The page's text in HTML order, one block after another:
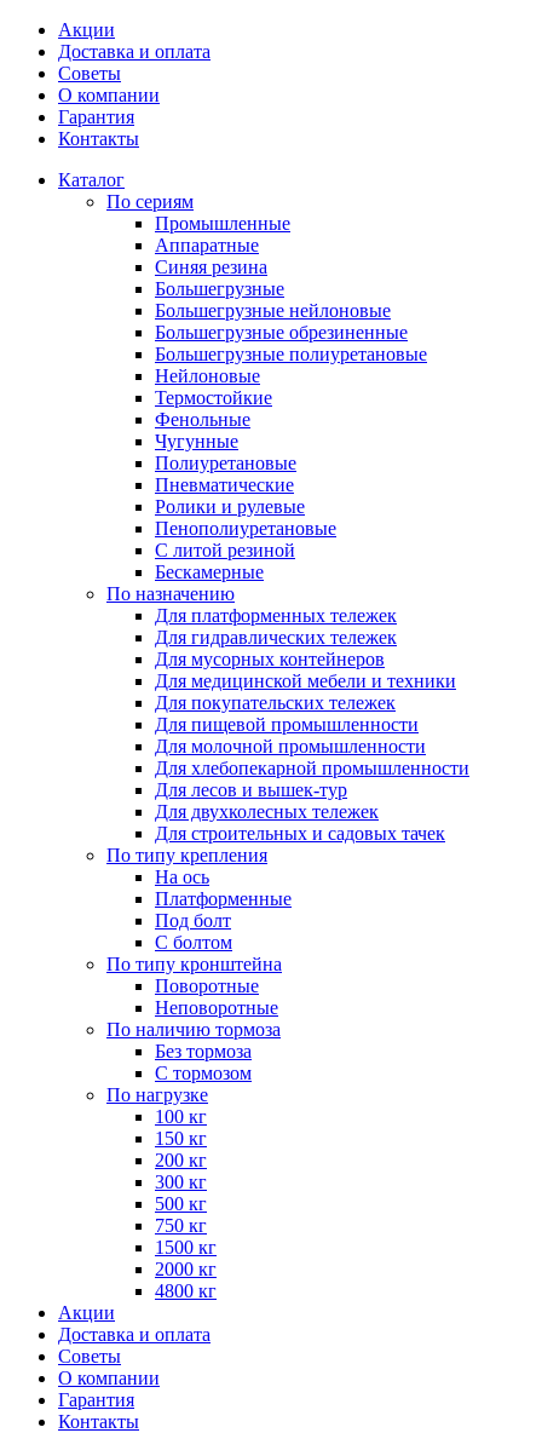
Акции
Доставка и оплата
Советы
О компании
Гарантия
Контакты
Каталог
По сериям
Промышленные
Аппаратные
Синяя резина
Большегрузные
Большегрузные нейлоновые
Большегрузные обрезиненные
Большегрузные полиуретановые
Нейлоновые
Термостойкие
Фенольные
Чугунные
Полиуретановые
Пневматические
Ролики и рулевые
Пенополиуретановые
С литой резиной
Бескамерные
По назначению
Для платформенных тележек
Для гидравлических тележек
Для мусорных контейнеров
Для медицинской мебели и техники
Для покупательских тележек
Для пищевой промышленности
Для молочной промышленности
Для хлебопекарной промышленности
Для лесов и вышек-тур
Для двухколесных тележек
Для строительных и садовых тачек
По типу крепления
На ось
Платформенные
Под болт
С болтом
По типу кронштейна
Поворотные
Неповоротные
По наличию тормоза
Без тормоза
С тормозом
По нагрузке
100 кг
150 кг
200 кг
300 кг
500 кг
750 кг
1500 кг
2000 кг
4800 кг
Акции
Доставка и оплата
Советы
О компании
Гарантия
Контакты